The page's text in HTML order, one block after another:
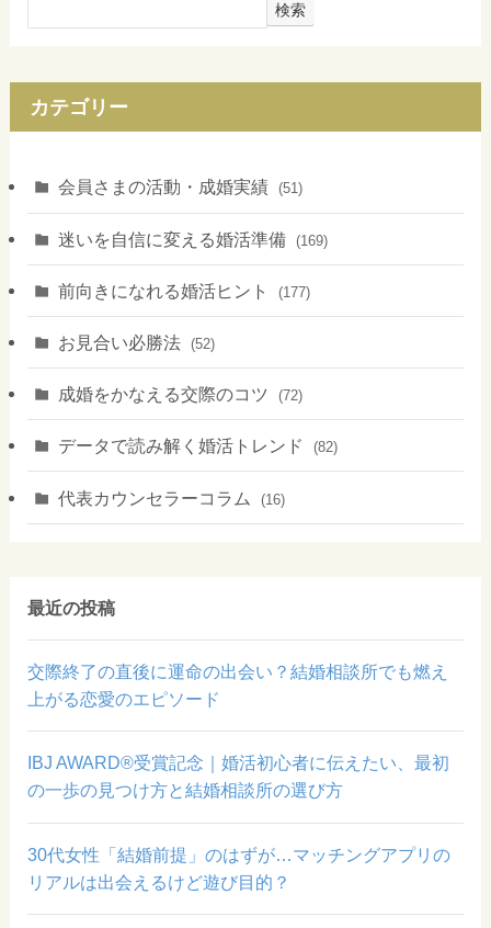
検索
カテゴリー
会員さまの活動・成婚実績 (51)
迷いを自信に変える婚活準備 (169)
前向きになれる婚活ヒント (177)
お見合い必勝法 (52)
成婚をかなえる交際のコツ (72)
データで読み解く婚活トレンド (82)
代表カウンセラーコラム (16)
最近の投稿
交際終了の直後に運命の出会い？結婚相談所でも燃え
上がる恋愛のエピソード
IBJ AWARD®受賞記念｜婚活初心者に伝えたい、最初
の一歩の見つけ方と結婚相談所の選び方
30代女性「結婚前提」のはずが…マッチングアプリの
リアルは出会えるけど遊び目的？